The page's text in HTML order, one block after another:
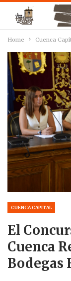
Home Cuenca
CUENCA CAPITAL
El
Cuenca
Bodegas